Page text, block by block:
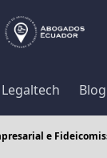
Legaltech
e